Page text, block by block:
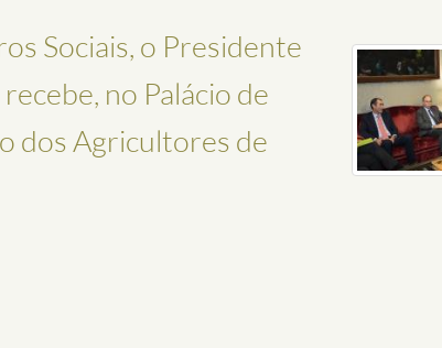
Sociais, o Presidente
no Palácio de
dos Agricultores de